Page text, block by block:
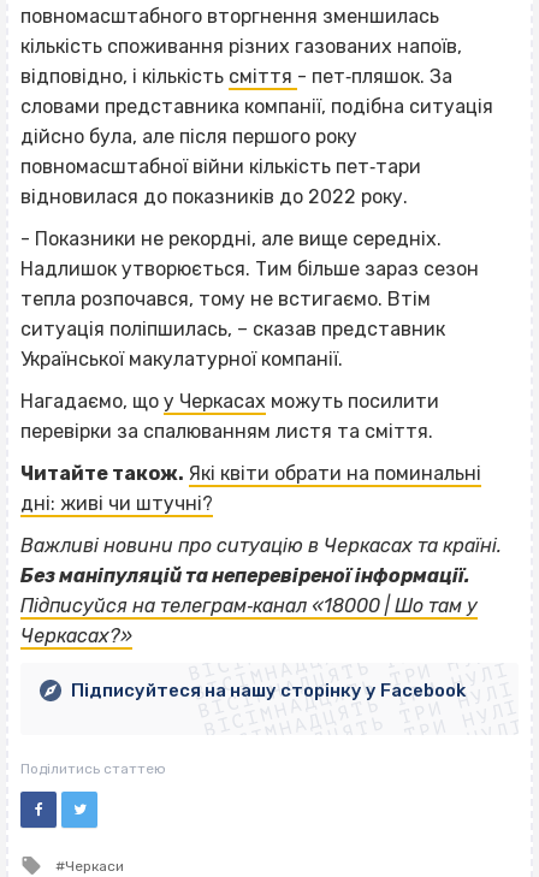
повномасштабного вторгнення зменшилась
кількість споживання різних газованих напоїв,
відповідно, і кількість сміття - пет‐пляшок. За
словами представника компанії, подібна ситуація
дійсно була, але після першого року
повномасштабної війни кількість пет‐тари
відновилася до показників до 2022 року.
- Показники не рекордні, але вище середніх.
Надлишок утворюється. Тим більше зараз сезон
тепла розпочався, тому не встигаємо. Втім
ситуація поліпшилась, – сказав представник
Української макулатурної компанії.
Нагадаємо, що у Черкасах можуть посилити
перевірки за спалюванням листя та сміття.
Читайте також. Які квіти обрати на поминальні
дні: живі чи штучні?
Важливі новини про ситуацію в Черкасах та країні.
Без маніпуляцій та неперевіреної інформації.
Підписуйся на телеграм‐канал «18000 | Шо там у
Черкасах?»
ВІСІМНАДЦЯТЬ ТРИ НУЛІ
ВІСІМНАДЦЯТЬ ТРИ НУЛІ
ВІСІМНАДЦЯТЬ ТРИ НУЛІ
ВІСІМНАДЦЯТЬ ТРИ НУЛІ
ВІСІМНАДЦЯТЬ ТРИ НУЛІ
ВІСІМНАДЦЯТЬ ТРИ НУЛІ
ВІСІМНАДЦЯТЬ ТРИ НУЛІ
ВІСІМНАДЦЯТЬ ТРИ НУЛІ
Підписуйтеся на нашу сторінку у Facebook
Поділитись статтею
Tagged
Черкаси